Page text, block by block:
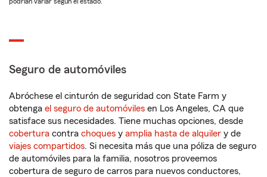
podrían variar según el estado.
Seguro de automóviles
Abróchese el cinturón de seguridad con State Farm y
obtenga el seguro de automóviles en Los Angeles, CA que
satisface sus necesidades. Tiene muchas opciones, desde
cobertura contra choques y amplia hasta de alquiler y de
viajes compartidos. Si necesita más que una póliza de seguro
de automóviles para la familia, nosotros proveemos
cobertura de seguro de carros para nuevos conductores,